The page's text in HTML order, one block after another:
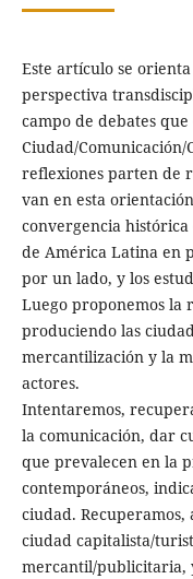
Este artículo se
perspectiva
campo de debates
Ciudad/
reflexiones parten de
van en esta
convergencia
de América Latina en
por un lado, y los
Luego proponemos la
produciendo las
mercantilización y la
actores.
Intentaremos,
la comunicación, dar
que prevalecen en la
contemporáneos,
ciudad. Recuperamos,
ciudad capitalista/
mercantil/publicitaria,